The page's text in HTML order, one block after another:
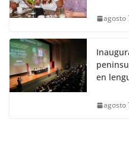
agosto
en
agosto